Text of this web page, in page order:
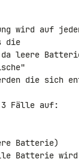
wird auf
die
da leere
die sich
Fälle auf:
Batterie)
Batterie wird